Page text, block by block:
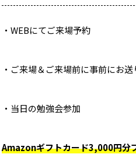
・WEBにてご来場予約
・ご来場＆ご来場前に事前にお
・当日の勉強会参加
Amazonギフトカード3,000円分